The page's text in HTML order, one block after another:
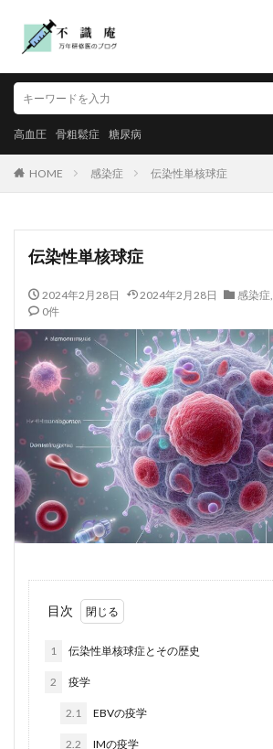
高血圧 骨粗鬆症 糖尿病
HOME 感染症 伝染性単核球症
伝染性単核球症
2024年2月28日 2024年2月28日 感染症,
0件
目次
1 伝染性単核球症とその歴史
2 疫学
2.1 EBVの疫学
2.2 IMの疫学